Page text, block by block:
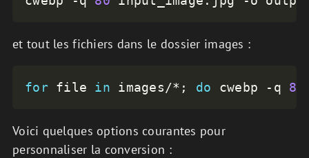
et tout les fichiers dans le dossier images :
for file in images/* ; do cwebp -q 80
Voici quelques options courantes pour
personnaliser la conversion :